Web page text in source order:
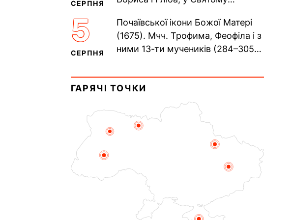
СЕРПНЯ
Прп. Полікарпа, архімандрита...
5
СЕРПНЯ
Почаївської ікони Божої Матері
(1675). Мчч. Трофима, Феофіла і з
ними 13-ти мучеників (284–305).
Равенійського (близько 75)....
ГАРЯЧІ ТОЧКИ